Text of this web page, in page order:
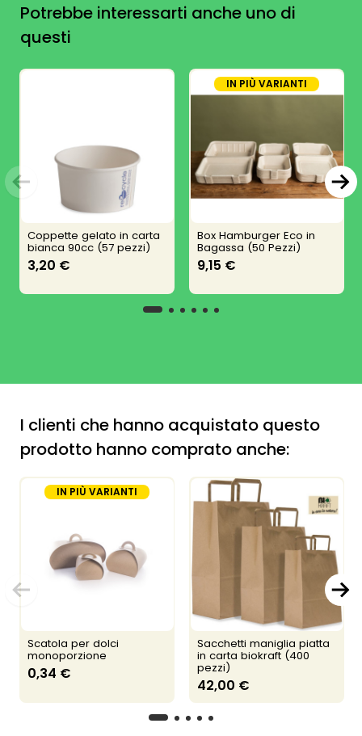
Potrebbe interessarti anche uno di
questi
Coppette gelato in carta
bianca 90cc (57 pezzi)
3,20 €
IN PIÙ VARIANTI
Box Hamburger Eco in
Bagassa (50 Pezzi)
9,15 €
I clienti che hanno acquistato questo
prodotto hanno comprato anche:
IN PIÙ VARIANTI
Scatola per dolci
monoporzione
0,34 €
Sacchetti maniglia piatta
in carta biokraft (400
pezzi)
42,00 €